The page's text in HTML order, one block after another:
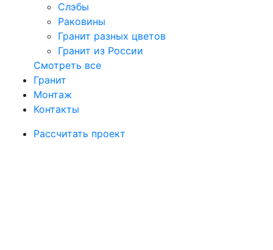
Слэбы
Раковины
Гранит разных цветов
Гранит из России
Смотреть все
Гранит
Монтаж
Контакты
Рассчитать проект